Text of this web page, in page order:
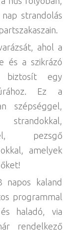
strandolás
ahol a
és a szikrázó
biztosít egy
Ez a
szépséggel,
pezsgő
amelyek
kaland
programmal
haladó, via
rendelkező